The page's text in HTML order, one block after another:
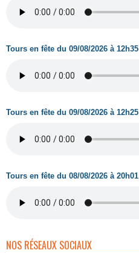
Tours en fête du 09/08/2026 à 12h35
Tours en fête du 09/08/2026 à 12h25
Tours en fête du 08/08/2026 à 20h01
NOS RÉSEAUX SOCIAUX